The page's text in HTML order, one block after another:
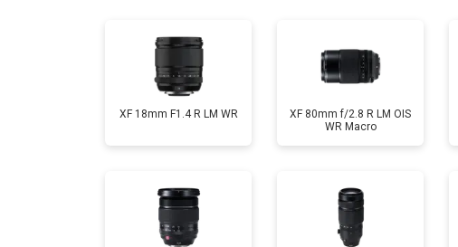
Ремонт шлейфа оптического стабилизатора
XF 18mm F1.4 R LM WR
XF 80mm f/2.8 R LM OIS
WR Macro